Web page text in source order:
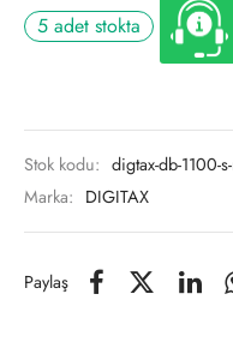
5 adet stokta
Stok kodu: digtax-db-1100-
Marka: DIGITAX
Paylaş